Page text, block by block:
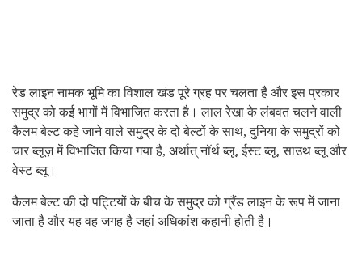
रेड लाइन नामक भूमि का विशाल खंड पूरे ग्रह पर चलता है और इस प्रकार
समुद्र को कई भागों में विभाजित करता है। लाल रेखा के लंबवत चलने वाली
कैलम बेल्ट कहे जाने वाले समुद्र के दो बेल्टों के साथ, दुनिया के समुद्रों को
चार ब्लूज़ में विभाजित किया गया है, अर्थात् नॉर्थ ब्लू, ईस्ट ब्लू, साउथ ब्लू और
वेस्ट ब्लू।
कैलम बेल्ट की दो पट्टियों के बीच के समुद्र को ग्रैंड लाइन के रूप में जाना
जाता है और यह वह जगह है जहां अधिकांश कहानी होती है।